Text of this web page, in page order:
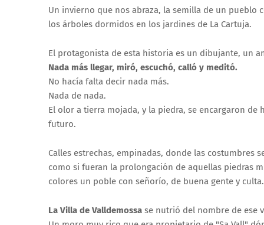
Un invierno que nos abraza, la semilla de un
los árboles dormidos en los jardines de La Cartuja.
El protagonista de esta historia es un dibujante, un
Nada más llegar, miró, escuchó, calló y meditó.
No hacía falta decir nada más.
Nada de nada.
El olor a tierra mojada, y la piedra, se encargaron
futuro.
Calles estrechas, empinadas, donde las costumbres
como si fueran la prolongación de aquellas piedras
colores un poble con señorío, de buena gente y culta.
La Villa de Valldemossa se nutrió del nombre de ese